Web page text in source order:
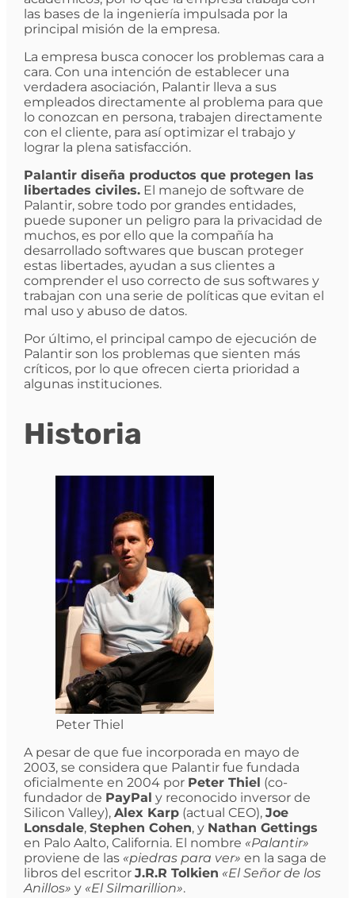
las bases de la ingeniería impulsada por la
principal misión de la empresa.
La empresa busca conocer los problemas cara a
cara. Con una intención de establecer una
verdadera asociación, Palantir lleva a sus
empleados directamente al problema para que
lo conozcan en persona, trabajen directamente
con el cliente, para así optimizar el trabajo y
lograr la plena satisfacción.
Palantir diseña productos que protegen las
libertades civiles.El manejo de software de
Palantir, sobre todo por grandes entidades,
puede suponer un peligro para la privacidad de
muchos, es por ello que la compañía ha
desarrollado softwares que buscan proteger
estas libertades, ayudan a sus clientes a
comprender el uso correcto de sus softwares y
trabajan con una serie de políticas que evitan el
mal uso y abuso de datos.
Por último, el principal campo de ejecución de
Palantir son los problemas que sienten más
críticos, por lo que ofrecen cierta prioridad a
algunas instituciones.
Historia
Peter Thiel
A pesar de que fue incorporada en mayo de
2003, se considera que Palantir fue fundada
oficialmente en 2004 por Peter Thiel (co-
fundador de PayPal y reconocido inversor de
Silicon Valley), Alex Karp(actual CEO), Joe
Lonsdale, Stephen Cohen, y Nathan Gettings
en Palo Aalto, California. El nombre «Palantir»
proviene de las «piedras para ver» en la saga de
libros del escritor J.R.R Tolkien «El Señor de los
Anillos» y «El Silmarillion».